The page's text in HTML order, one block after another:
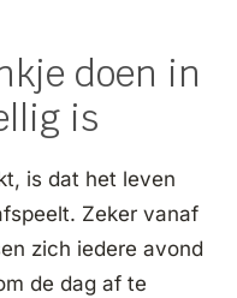
doen in
is
is dat het leven
Zeker vanaf
zich iedere avond
de dag af te